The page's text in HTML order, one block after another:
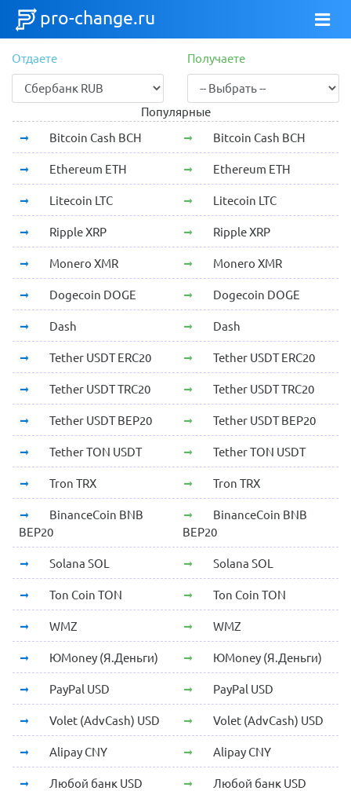
pro-change.ru
Отдаете Получаете
Популярные
Bitcoin Cash BCH
Bitcoin Cash BCH
Ethereum ETH Ethereum ETH
Litecoin LTC Litecoin LTC
Ripple XRP Ripple XRP
Monero XMR Monero XMR
Dogecoin DOGE Dogecoin DOGE
Dash Dash
Tether USDT ERC20 Tether USDT ERC20
Tether USDT TRC20 Tether USDT TRC20
Tether USDT BEP20 Tether USDT BEP20
Tether TON USDT Tether TON USDT
Tron TRX Tron TRX
BinanceCoin BNB
BEP20
BinanceCoin BNB
BEP20
Solana SOL Solana SOL
Ton Coin TON Ton Coin TON
WMZ WMZ
ЮMoney (Я.Деньги) ЮMoney (Я.Деньги)
PayPal USD PayPal USD
Volet (AdvCash) USD Volet (AdvCash) USD
Alipay CNY Alipay CNY
Любой банк USD Любой банк USD